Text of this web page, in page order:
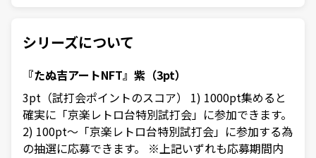
シリーズについて
『たぬ吉アートNFT』紫（3pt）
3pt（試打会ポイントのスコア） 1) 1000pt集めると
確実に「京楽レトロ台特別試打会」に参加できます。
2) 100pt～「京楽レトロ台特別試打会」に参加する為
の抽選に応募できます。 ※上記いずれも応募期間内